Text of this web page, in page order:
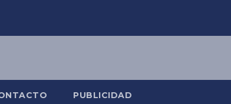
PUBLICIDAD